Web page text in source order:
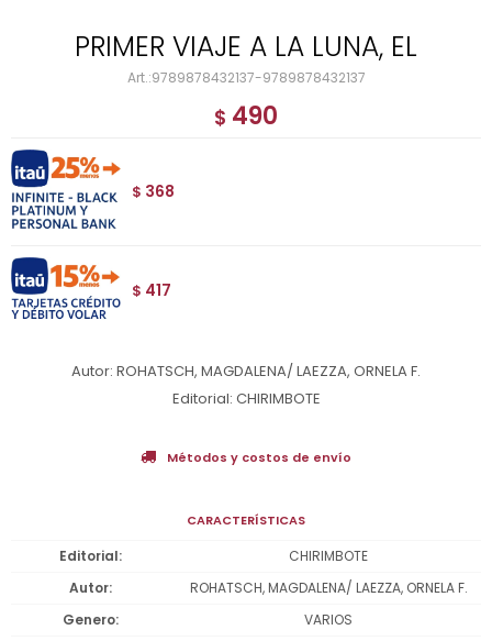
PRIMER VIAJE A LA LUNA, EL
9789878432137-9789878432137
$ 490
$ 368
$ 417
Autor: ROHATSCH, MAGDALENA/ LAEZZA, ORNELA F.
Editorial: CHIRIMBOTE
Métodos y costos de envío
CARACTERÍSTICAS
Editorial
CHIRIMBOTE
Autor
ROHATSCH, MAGDALENA/ LAEZZA, ORNELA F.
Genero
VARIOS